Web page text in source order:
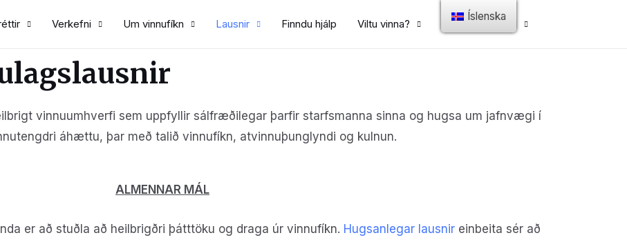
Verkefni Um vinnufíkn Lausnir Finndu hjálp Viltu vinna? Hafðu samband
vinnuumhverfi sem uppfyllir sálfræðilegar þarfir starfsmanna sinna og hugsa um jafnvægi í
áhættu, þar með talið vinnufíkn, atvinnuþunglyndi og kulnun.
ALMENNAR MÁL
er að stuðla að heilbrigðri þátttöku og draga úr vinnufíkn. Hugsanlegar lausnir einbeita sér að
Íslenska